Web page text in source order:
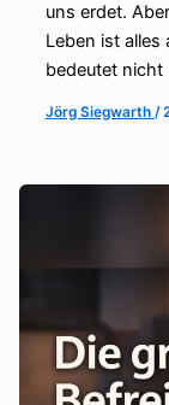
uns erdet.
Leben ist alles
bedeutet nicht
Jörg Siegwarth /